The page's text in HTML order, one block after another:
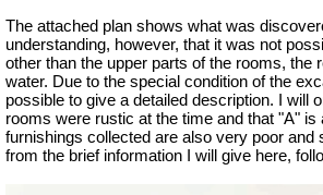
The attached plan shows what was
understanding, however, that it was not
other than the upper parts of the rooms, the
water. Due to the special condition of the
possible to give a detailed description. I will
rooms were rustic at the time and that "A"
furnishings collected are also very poor and
from the brief information I will give here,